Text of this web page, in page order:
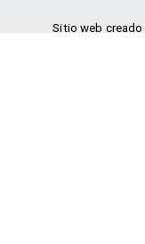
Sitio web creado